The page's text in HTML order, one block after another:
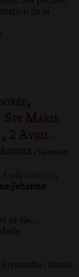
de la
Ste Marie
, 2 Avril -
(Version
,
Jehanne
sa vie…
: Sainte